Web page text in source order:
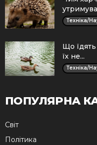
Техніка/
Що їдять
їх не...
Техніка/
ПОПУЛЯРНА
Cвіт
Політика